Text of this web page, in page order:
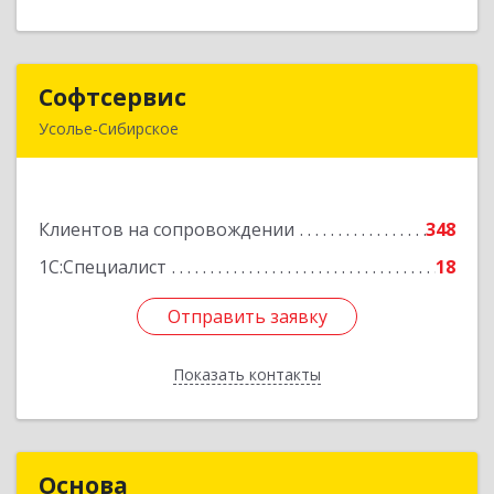
Софтсервис
Усолье-Сибирское
Клиентов на сопровождении
348
1С:Специалист
18
Отправить заявку
Показать контакты
Подробнее
Отправить заявку
Назад
Основа